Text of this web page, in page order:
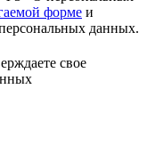
форме и
данных.
свое